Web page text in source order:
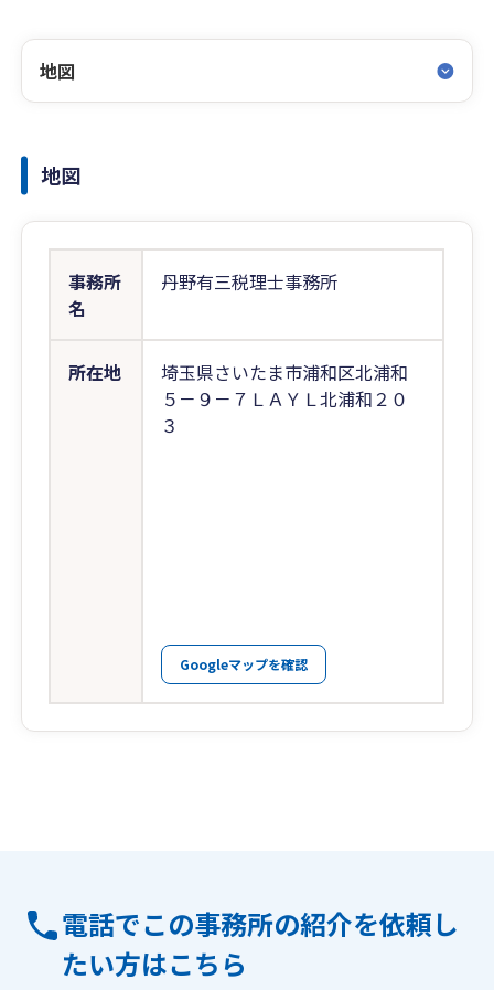
地図
地図
事務所
名
丹野有三税理士事務所
所在地
埼玉県さいたま市浦和区北浦和
５－９－７ＬＡＹＬ北浦和２０
３
Googleマップを確認
電話でこの事務所の紹介を依頼し
たい方はこちら